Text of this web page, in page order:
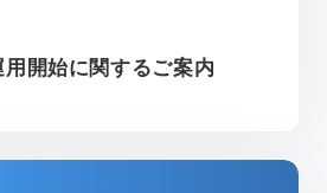
開始に関するご案内